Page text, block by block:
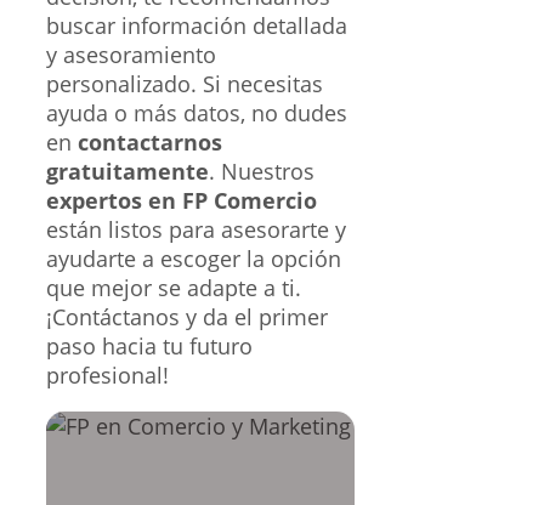
buscar información detallada
y asesoramiento
personalizado. Si necesitas
ayuda o más datos, no dudes
en contactarnos
gratuitamente. Nuestros
expertos en FP Comercio
están listos para asesorarte y
ayudarte a escoger la opción
que mejor se adapte a ti.
¡Contáctanos y da el primer
paso hacia tu futuro
profesional!